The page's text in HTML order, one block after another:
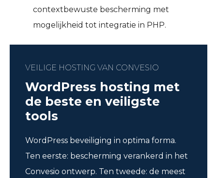
contextbewuste bescherming met
mogelijkheid tot integratie in PHP.
VEILIGE HOSTING VAN CONVESIO
WordPress hosting met
de beste en veiligste
tools
WordPress beveiliging in optima forma.
Ten eerste: bescherming verankerd in het
Convesio ontwerp. Ten tweede: de meest